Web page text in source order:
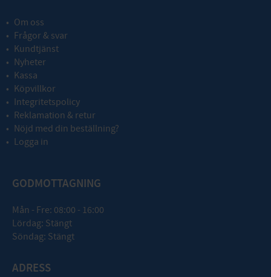
Om oss
Frågor & svar
Kundtjänst
Nyheter
Kassa
Köpvillkor
Integritetspolicy
Reklamation & retur
Nöjd med din beställning?
Logga in
GODMOTTAGNING
Mån - Fre: 08:00 - 16:00
Lördag: Stängt
Söndag: Stängt
ADRESS